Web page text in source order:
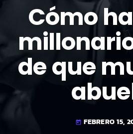
Cómo
de que
today FEBRERO 15,